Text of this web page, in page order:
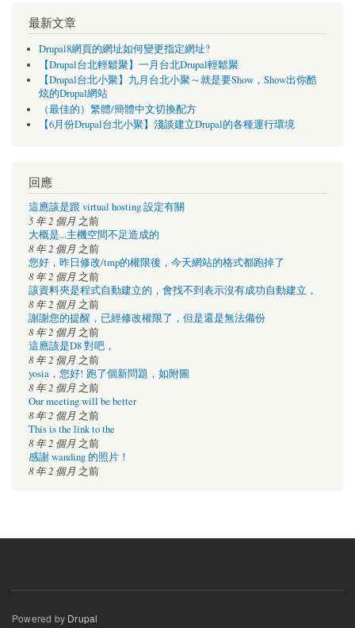
最新文章
Drupal8網頁的網址如何變更指定網址?
【Drupal台北輕鬆聚】一月台北Drupal輕鬆聚
【Drupal台北小聚】九月台北小聚～就是要Show，Show出你酷
炫的Drupal網站
（最佳的）繁體/簡體中文切換配方
【6月份Drupal台北小聚】淺談建立Drupal的各種運行環境
回應
這應該是跟 virtual hosting 設定有關
5 年 2 個月 之前
大概是...主機空間不足造成的
8 年 2 個月 之前
您好，昨日修改/tmp的權限後，今天網站的格式都跑掉了
8 年 2 個月 之前
該資料夾是程式自動建立的，會找不到表示沒有成功自動建立，
8 年 2 個月 之前
謝謝您的提醒，已經修改權限了，但是還是無法備份
8 年 2 個月 之前
這應該是D8 對吧，
8 年 2 個月 之前
yosia，您好! 跑了個新問題，如附圖
8 年 2 個月 之前
Our meeting will be better
8 年 2 個月 之前
This is the link to the
8 年 2 個月 之前
感謝 wanding 的照片！
8 年 2 個月 之前
Powered by Drupal